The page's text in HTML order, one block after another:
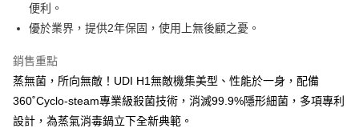
【注意事項】
１．透過由恩沛科技股份有限公司提供之「AFTEE先享後付」服務完成之交
易，需依本服務之必要範圍內提供個人資料，並將交易相關給付款項請求債
２．關於個人資料處理事宜，請瀏覽以下網址：
https://aftee.tw/terms/#terms3
３．未成年的使用者請事先徵得法定代理人或監護人之同意方可使用
「AFTEE先享後付」，若未經同意申辦者引起之損失，本公司不負相關責
任。
便利。
優於業界，提供2年保固，使用上無後顧之憂。
銷售重點
蒸無菌，所向無敵！UDI H1無敵機集美型、性能於一身，配備
360˚Cyclo-steam專業級殺菌技術，消滅99.9%隱形細菌，多項專利
設計，為蒸氣消毒鍋立下全新典範。